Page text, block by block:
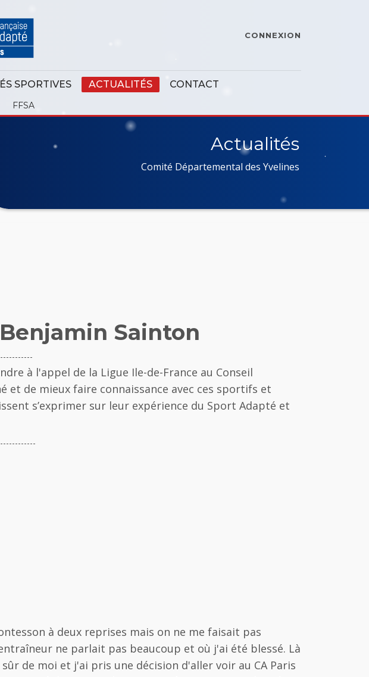
CONNEXION
SPORTIVES ACTUALITÉS CONTACT
FFSA
Actualités
Comité Départemental des Yvelines
Sainton
à l'appel de la Ligue Ile-de-France au Conseil
de mieux faire connaissance avec ces sportifs et
s’exprimer sur leur expérience du Sport Adapté et
à deux reprises mais on ne me faisait pas
ne parlait pas beaucoup et où j'ai été blessé. Là
de moi et j'ai pris une décision d'aller voir au CA Paris